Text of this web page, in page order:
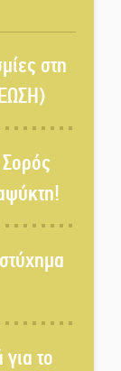
η Σπάρτη
και
και τον
στη
το